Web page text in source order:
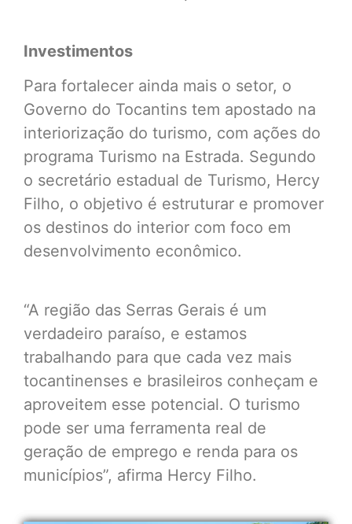
Investimentos
Para fortalecer ainda mais o setor, o
Governo do Tocantins tem apostado na
interiorização do turismo, com ações do
programa Turismo na Estrada. Segundo
o secretário estadual de Turismo, Hercy
Filho, o objetivo é estruturar e promover
os destinos do interior com foco em
desenvolvimento econômico.
“A região das Serras Gerais é um
verdadeiro paraíso, e estamos
trabalhando para que cada vez mais
tocantinenses e brasileiros conheçam e
aproveitem esse potencial. O turismo
pode ser uma ferramenta real de
geração de emprego e renda para os
municípios”, afirma Hercy Filho.